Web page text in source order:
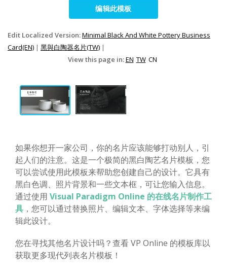
编辑此模板
Edit Localized Version:Minimal Black And White Pottery Business
Card(EN) | 黑與白陶器名片(TW) |
View this page in:EN TW CN
如果你想开一家公司，你的名片应该能够打动别人，引
起人们的注意。这是一个极简的黑白陶艺名片模板，您
可以尝试使用此模板来帮助您创建自己的设计。它具有
黑白色调、照片背景和一些文本框，可让您输入信息。
通过使用 Visual Paradigm Online 的在线名片制作工
具 ，您可以通过替换照片、编辑文本、字体选择等来编
辑此设计。
您在寻找其他名片设计吗？查看 VP Online 的模板库以
获取更多现代列表名片模板！